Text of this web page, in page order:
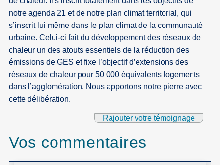
notre agenda 21 et de notre plan climat territorial, qui
s’inscrit lui même dans le plan climat de la communauté
urbaine. Celui-ci fait du développement des réseaux de
chaleur un des atouts essentiels de la réduction des
émissions de GES et fixe l’objectif d’extensions des
réseaux de chaleur pour 50 000 équivalents logements
dans l’agglomération. Nous apportons notre pierre avec
cette délibération.
Rajouter votre témoignage
Vos commentaires